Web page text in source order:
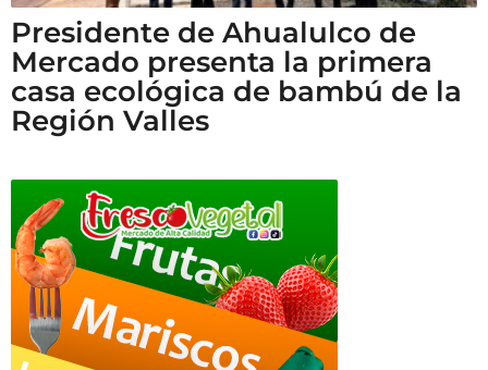
Presidente de Ahualulco de
Mercado presenta la primera
casa ecológica de bambú de la
Región Valles